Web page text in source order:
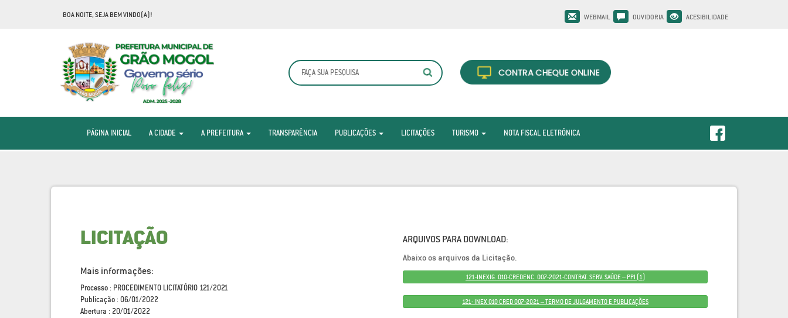
BOA NOITE, SEJA BEM VINDO(A)! WEBMAIL OUVIDORIA ACESIBILIDADE
PÁGINA INICIAL A CIDADE A PREFEITURA TRANSPARÊNCIA PUBLICAÇÕES LICITAÇÕES TURISMO NOTA FISCAL ELETRÔNICA
LICITAÇÃO
Mais informações:
Processo : PROCEDIMENTO LICITATÓRIO 121/2021
Publicação : 06/01/2022
Abertura : 20/01/2022
ARQUIVOS PARA DOWNLOAD:
Abaixo os arquivos da Licitação.
121-INEXIG. 010-CREDENC. 007-2021-CONTRAT. SERV. SAÚDE – PPI (1)
121- INEX 010 CRED 007-2021 – TERMO DE JULGAMENTO E PUBLICAÇÕES